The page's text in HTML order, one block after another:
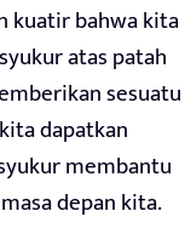
kuatir bahwa kita
atas patah
sesuatu
dapatkan
membantu
depan kita.